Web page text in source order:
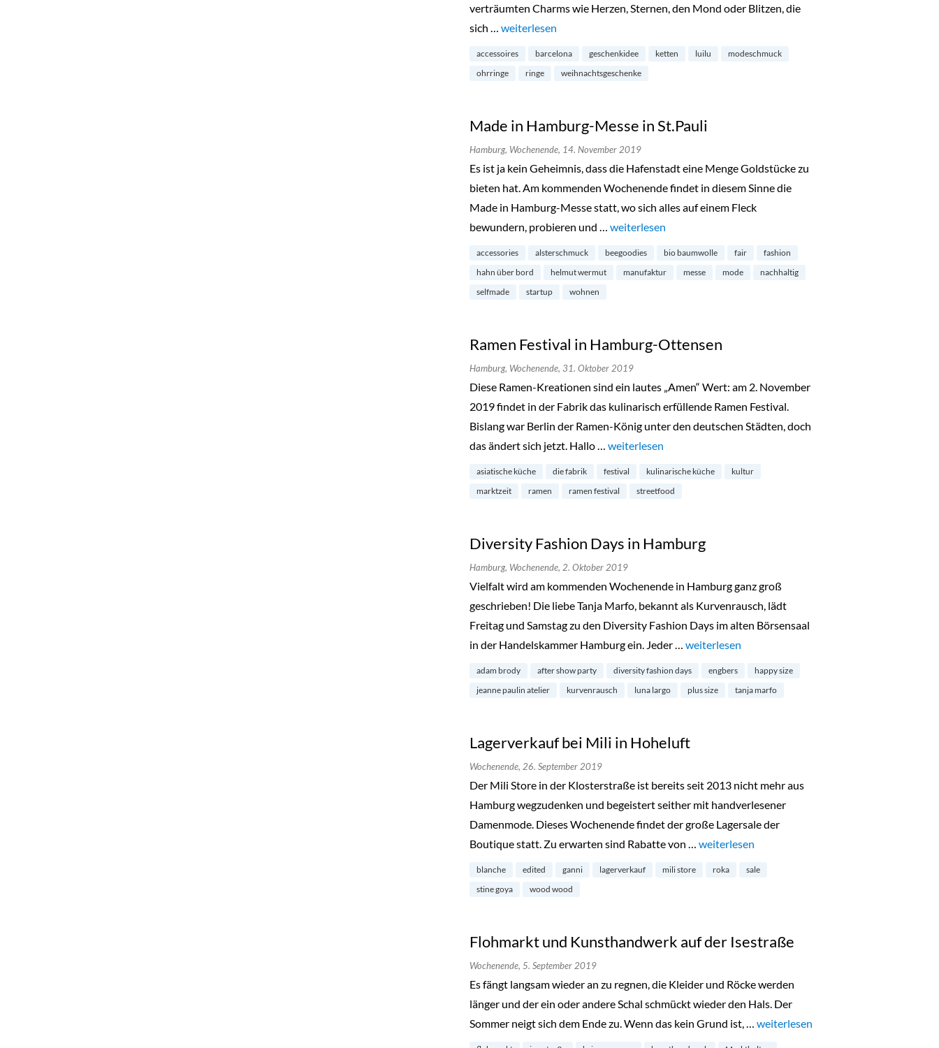
verträumten Charms wie Herzen, Sternen, den Mond oder Blitzen, die
sich … „Luilu Pop Up Tour in Hamburg-Neustadt“
weiterlesen
accessoires barcelona geschenkidee ketten luilu
modeschmuck
ohrringe
ringe weihnachtsgeschenke
Made in Hamburg-Messe in St.Pauli
Hamburg, Wochenende, 14. November 2019
Es ist ja kein Geheimnis, dass die Hafenstadt eine Menge Goldstücke zu
bieten hat. Am kommenden Wochenende findet in diesem Sinne die
Made in Hamburg-Messe statt, wo sich alles auf einem Fleck
bewundern, probieren und … „Made in Hamburg-Messe in St.Pauli“
weiterlesen
accessories alsterschmuck beegoodies bio baumwolle fair
fashion
hahn über bord
helmut wermut manufaktur messe mode
nachhaltig
selfmade
startup wohnen
Ramen Festival in Hamburg-Ottensen
Hamburg, Wochenende, 31. Oktober 2019
Diese Ramen-Kreationen sind ein lautes „Amen“ Wert: am 2. November
2019 findet in der Fabrik das kulinarisch erfüllende Ramen Festival.
Bislang war Berlin der Ramen-König unter den deutschen Städten, doch
das ändert sich jetzt. Hallo … „Ramen Festival in Hamburg-Ottensen“
weiterlesen
asiatische küche die fabrik festival kulinarische küche
kultur
marktzeit
ramen ramen festival streetfood
Diversity Fashion Days in Hamburg
Hamburg, Wochenende, 2. Oktober 2019
Vielfalt wird am kommenden Wochenende in Hamburg ganz groß
geschrieben! Die liebe Tanja Marfo, bekannt als Kurvenrausch, lädt
Freitag und Samstag zu den Diversity Fashion Days im alten Börsensaal
in der Handelskammer Hamburg ein. Jeder … „Diversity Fashion Days in Hamburg“
weiterlesen
adam brody after show party diversity fashion days engbers
happy size
jeanne paulin atelier
kurvenrausch luna largo plus size tanja marfo
Lagerverkauf bei Mili in Hoheluft
Wochenende, 26. September 2019
Der Mili Store in der Klosterstraße ist bereits seit 2013 nicht mehr aus
Hamburg wegzudenken und begeistert seither mit handverlesener
Damenmode. Dieses Wochenende findet der große Lagersale der
Boutique statt. Zu erwarten sind Rabatte von … „Lagerverkauf bei Mili in Hoheluft“
weiterlesen
blanche edited ganni lagerverkauf mili store roka
sale
stine goya
wood wood
Flohmarkt und Kunsthandwerk auf der Isestraße
Wochenende, 5. September 2019
Es fängt langsam wieder an zu regnen, die Kleider und Röcke werden
länger und der ein oder andere Schal schmückt wieder den Hals. Der
Sommer neigt sich dem Ende zu. Wenn das kein Grund ist, … „Flohmarkt und Kunsthandwerk auf
weiterlesen